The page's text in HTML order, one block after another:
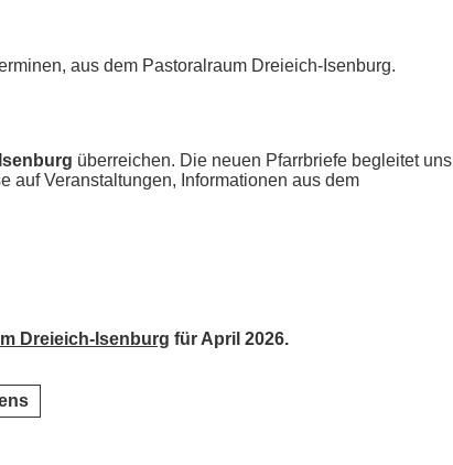
aus dem Pastoralraum Dreieich-Isenburg.
überreichen. Die neuen Pfarrbriefe begleitet uns
auf Veranstaltungen, Informationen aus dem
Dreieich-Isenburg für April 2026.